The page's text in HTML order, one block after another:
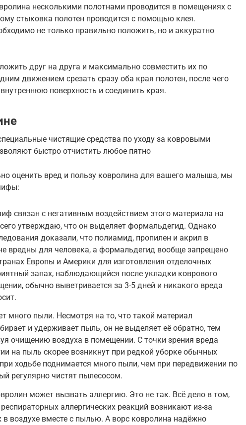
несколькими полотнами проводится в помещениях с
стыковка полотен проводится с помощью клея.
не только правильно положить, но и аккуратно
друг на друга и максимально совместить их по
движением срезать сразу оба края полотен, после чего
поверхность и соединить края.
чистящие средства по уходу за ковровыми
быстро отчистить любое пятно
оценить вред и пользу ковролина для вашего малыша, мы
связан с негативным воздействием этого материала на
утверждаю, что он выделяет формальдегид. Однако
доказали, что полиамид, пропилен и акрил в
вредны для человека, а формальдегид вообще запрещено
Европы и Америки для изготовления отделочных
запах, наблюдающийся после укладки коврового
обычно выветривается за 3-5 дней и никакого вреда
много пыли. Несмотря на то, что такой материал
и удерживает пыль, он не выделяет её обратно, тем
очищению воздуха в помещении. С точки зрения вреда
на пыль скорее возникнут при редкой уборке обычных
ходьбе поднимается много пыли, чем при передвижении по
регулярно чистят пылесосом.
может вызвать аллергию. Это не так. Всё дело в том,
аллергических реакций возникают из-за
в воздухе вместе с пылью. А ворс ковролина надёжно